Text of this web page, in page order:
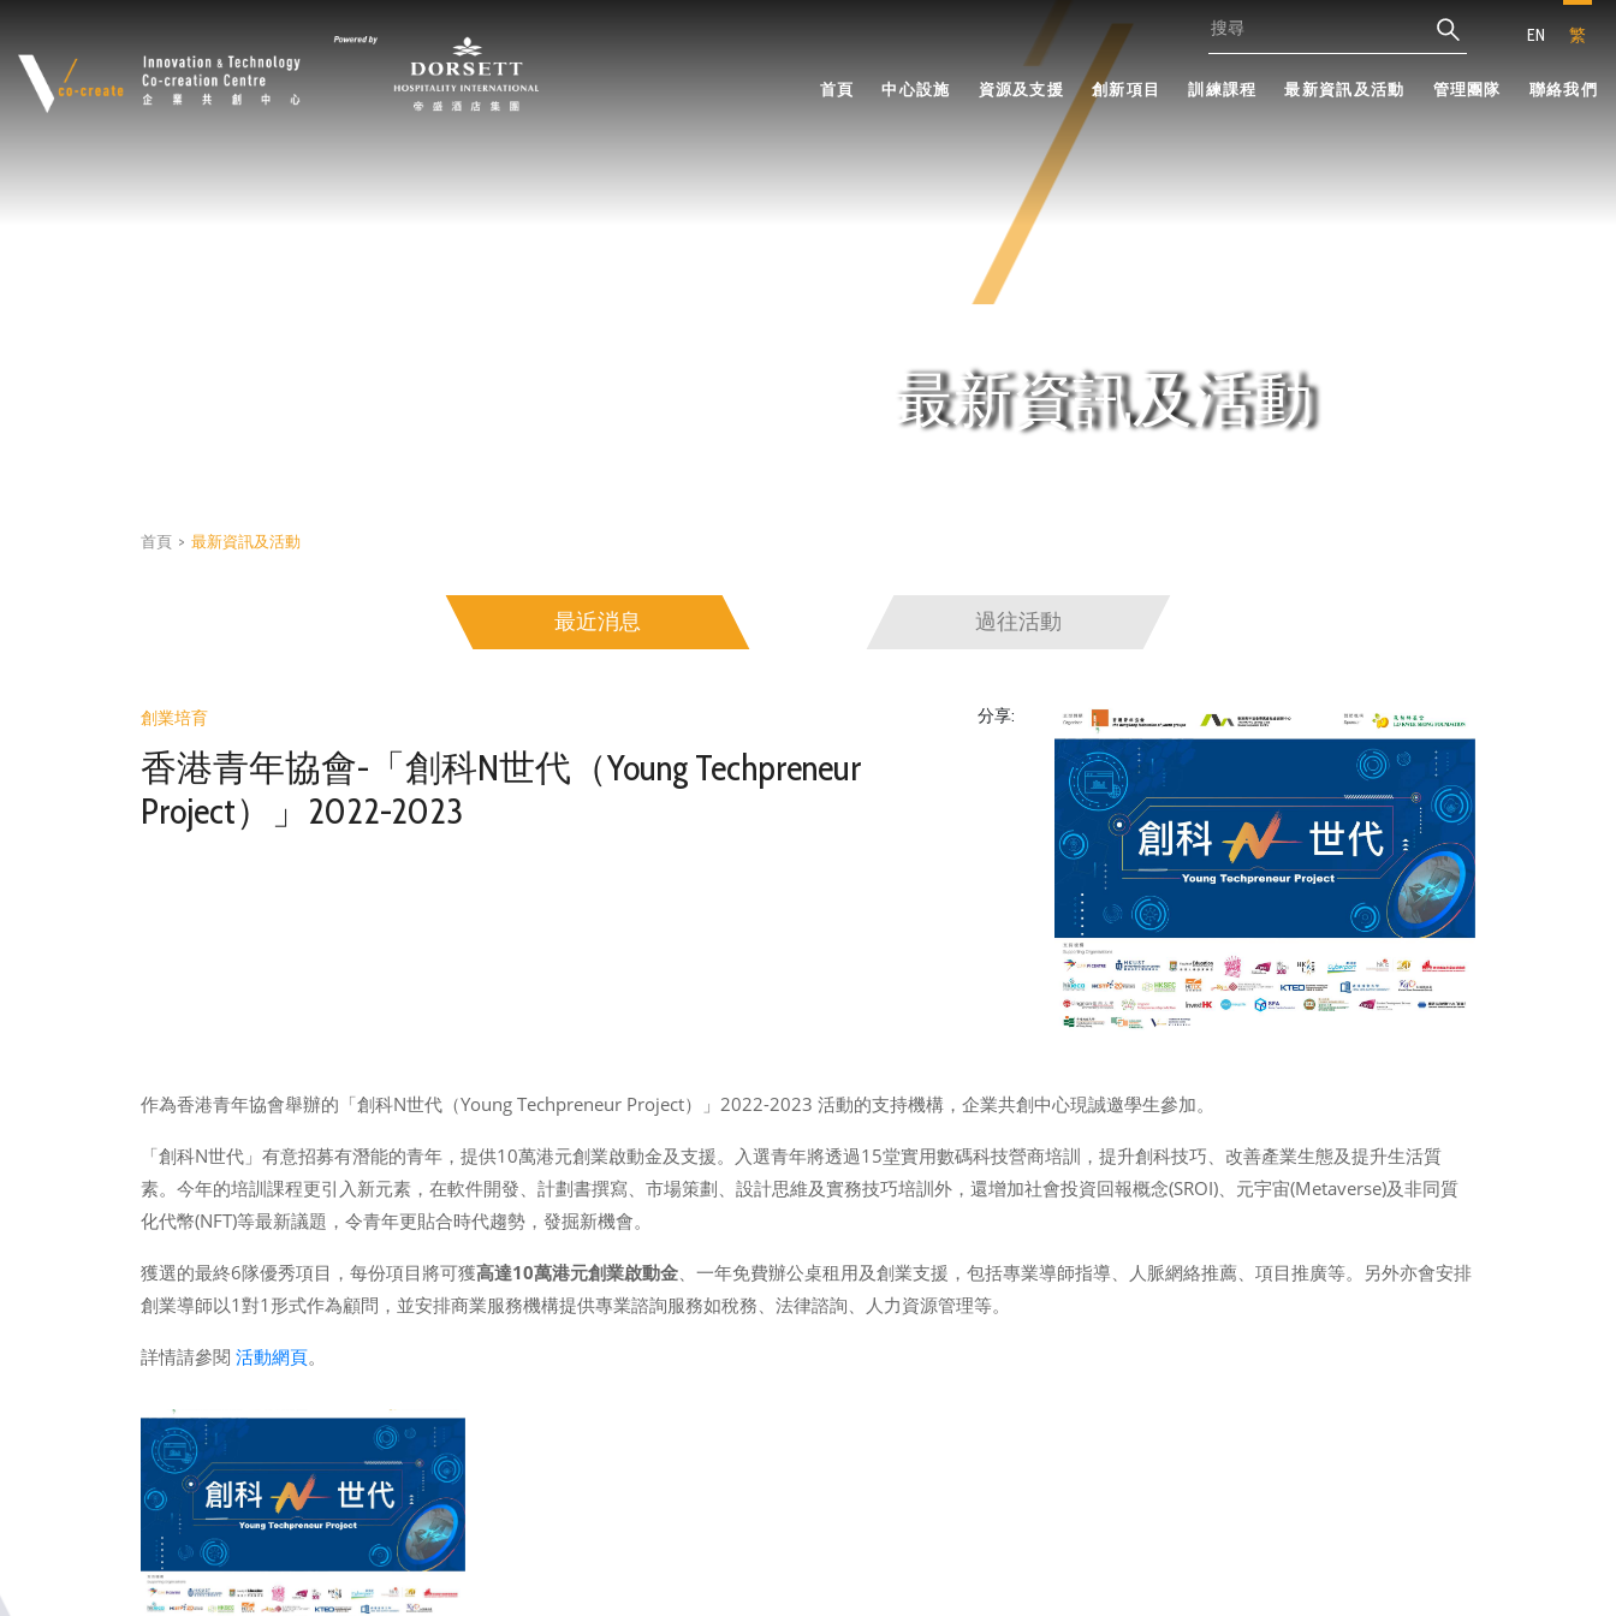
EN 繁
首頁 中心設施 資源及支援 創新項目 訓練課程 最新資訊及活動 管理團隊 聯絡我們
最新資訊及活動
首頁 > 最新資訊及活動
最近消息 過往活動
創業培育 分享:
香港青年協會-「創科N世代（Young Techpreneur
Project）」2022-2023
作為香港青年協會舉辦的「創科N世代（Young Techpreneur Project）」2022-2023 活動的支持機構，企業共創中心現誠邀學生參加。
「創科N世代」有意招募有潛能的青年，提供10萬港元創業啟動金及支援。入選青年將透過15堂實用數碼科技營商培訓，提升創科技巧、改善產業生態及提升生活質
素。今年的培訓課程更引入新元素，在軟件開發、計劃書撰寫、市場策劃、設計思維及實務技巧培訓外，還增加社會投資回報概念(SROI)、元宇宙(Metaverse)及非同質
化代幣(NFT)等最新議題，令青年更貼合時代趨勢，發掘新機會。
獲選的最終6隊優秀項目，每份項目將可獲高達10萬港元創業啟動金 、一年免費辦公桌租用及創業支援，包括專業導師指導、人脈網絡推薦、項目推廣等。另外亦會安排
創業導師以1對1形式作為顧問，並安排商業服務機構提供專業諮詢服務如稅務、法律諮詢、人力資源管理等。
詳情請參閱 活動網頁。